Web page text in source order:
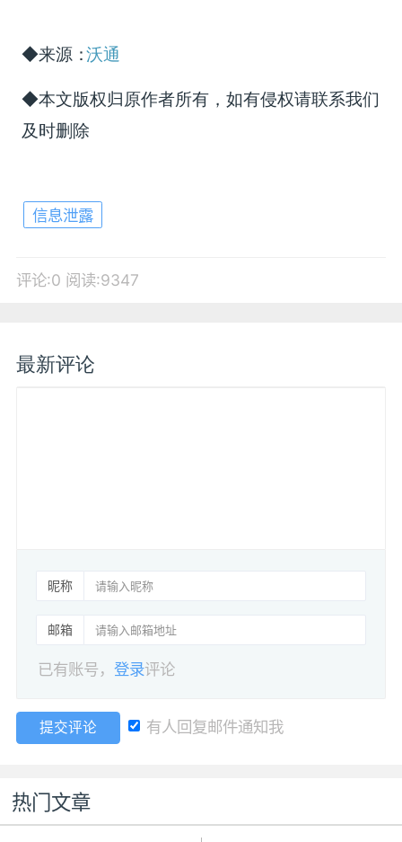
◆来源：沃通
◆本文版权归原作者所有，如有侵权请联系我们
及时删除
信息泄露
评论:0 阅读:9347
最新评论
昵称
邮箱
已有账号，登录评论
提交评论 有人回复邮件通知我
热门文章